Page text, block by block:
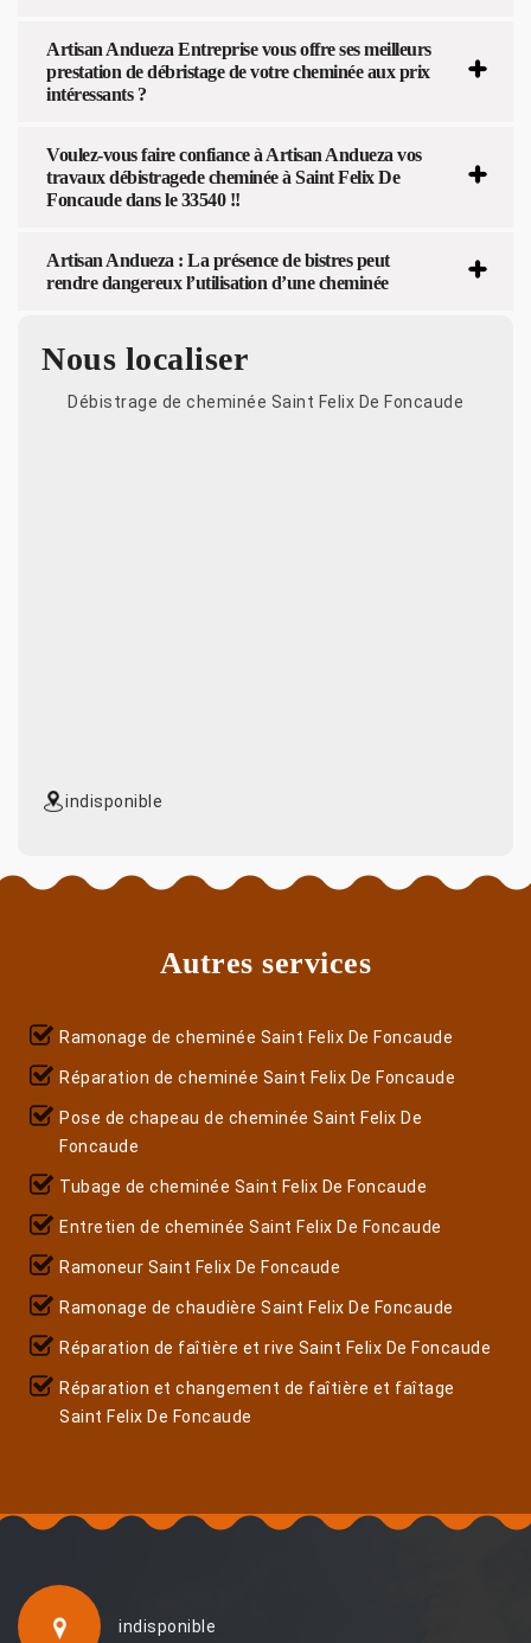
Artisan Andueza Entreprise vous offre ses meilleurs
prestation de débristage de votre cheminée aux prix
intéressants ?
Voulez-vous faire confiance à Artisan Andueza vos
travaux débistragede cheminée à Saint Felix De
Foncaude dans le 33540 !!
Artisan Andueza : La présence de bistres peut
rendre dangereux l’utilisation d’une cheminée
Nous localiser
Débistrage de cheminée Saint Felix De Foncaude
indisponible
Autres services
Ramonage de cheminée Saint Felix De Foncaude
Réparation de cheminée Saint Felix De Foncaude
Pose de chapeau de cheminée Saint Felix De
Foncaude
Tubage de cheminée Saint Felix De Foncaude
Entretien de cheminée Saint Felix De Foncaude
Ramoneur Saint Felix De Foncaude
Ramonage de chaudière Saint Felix De Foncaude
Réparation de faîtière et rive Saint Felix De Foncaude
Réparation et changement de faîtière et faîtage
Saint Felix De Foncaude
indisponible